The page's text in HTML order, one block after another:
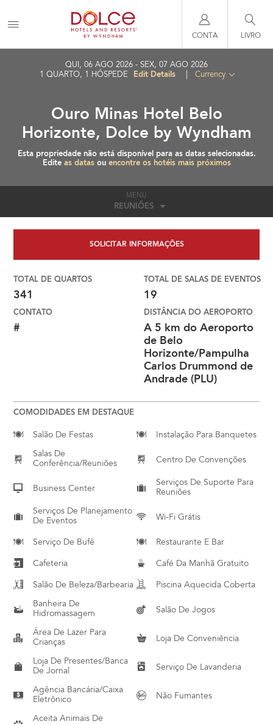
CONTA LIVRO
QUI, 06 AGO 2026
SEX, 07 AGO 2026
1 QUARTO, 1 HÓSPEDE Edit Details Currency
Ouro Minas Hotel Belo
Horizonte, Dolce by Wyndham
Esta propriedade não está disponível para as datas selecionadas.
Edite as datasou encontre os hotéis mais próximos
MENU
REUNIÕES
SOLICITAR INFORMAÇÕES
TOTAL DE QUARTOS
341
CONTATO
#
TOTAL DE SALAS DE EVENTOS
19
DISTÂNCIA DO AEROPORTO
A 5 km do Aeroporto
de Belo
Horizonte/Pampulha
Carlos Drummond de
Andrade (PLU)
COMODIDADES EM DESTAQUE
Salão De Festas Instalação Para Banquetes
Salas De
Conferência/reuniões
Centro De Convenções
Business Center
Serviços De Suporte Para
Reuniões
Serviços De Planejamento
De Eventos
Wi-Fi Grátis
Serviço De Bufê Restaurante E Bar
Cafeteria Café Da Manhã Gratuito
Salão De Beleza/barbearia Piscina Aquecida Coberta
Banheira De
Hidromassagem
Salão De Jogos
Área De Lazer Para
Crianças
Loja De Conveniência
Loja De Presentes/banca
De Jornal
Serviço De Lavanderia
Agência Bancária/caixa
Eletrônico
Não Fumantes
Aceita Animais De